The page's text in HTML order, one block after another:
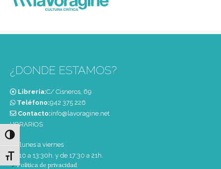
Alternar alto contraste
Alternar tamaño de letra
¿DONDE ESTAMOS?
Librería:C/ Cisneros, 69
Teléfono:‭942 375 226‬
Contacto:info@lavoragine.net
HORARIOS
De lunes a viernes
de 10 a 13:30h. y de 17:30 a 21h.
Política de privacidad